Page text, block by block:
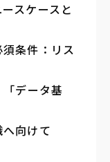
スケースと
条件：リス
データ基
向けて